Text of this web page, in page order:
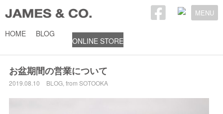
MENU
HOME BLOG
ONLINE STORE
2019年8月10日
お盆期間の営業について
2019.08.10 BLOG, from SOTOOKA